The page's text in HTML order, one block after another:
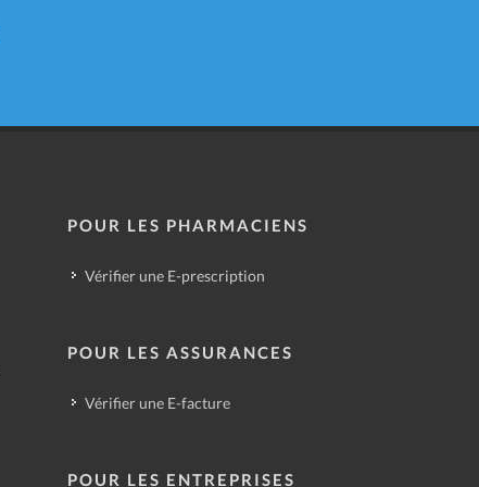
POUR LES PHARMACIENS
Vérifier une E-prescription
POUR LES ASSURANCES
Vérifier une E-facture
POUR LES ENTREPRISES